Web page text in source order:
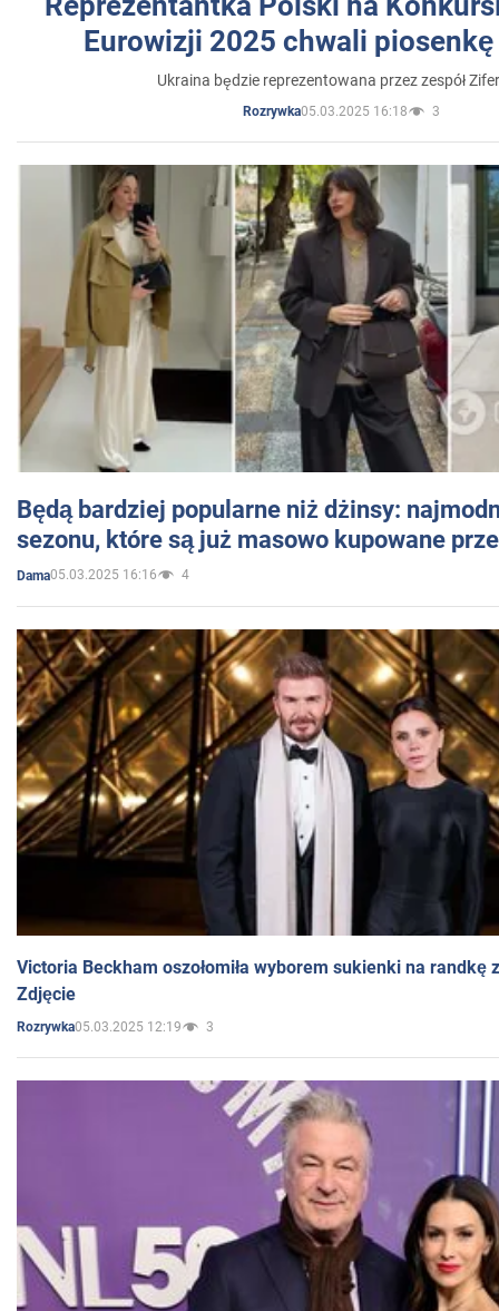
Eurowizji 2025 chwali
Ukraina będzie reprezentowana przez zespół
Rozrywka05.03.2025 16:18 3
Będą bardziej popularne niż dżinsy:
sezonu, które są już masowo kupowane
Dama05.03.2025 16:16 4
Victoria Beckham oszołomiła wyborem sukienki na randkę
Zdjęcie
Rozrywka05.03.2025 12:19 3